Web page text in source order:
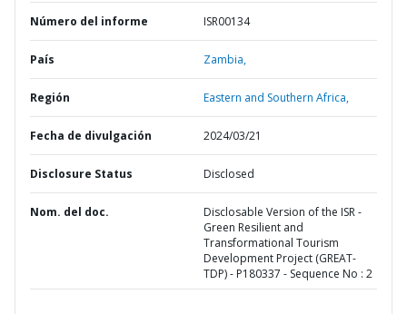
Número del informe ISR00134
País Zambia,
Región Eastern and Southern Africa,
Fecha de divulgación 2024/03/21
Disclosure Status Disclosed
Nom. del doc.
Disclosable Version of the ISR -
Green Resilient and
Transformational Tourism
Development Project (GREAT-
TDP) - P180337 - Sequence No : 2